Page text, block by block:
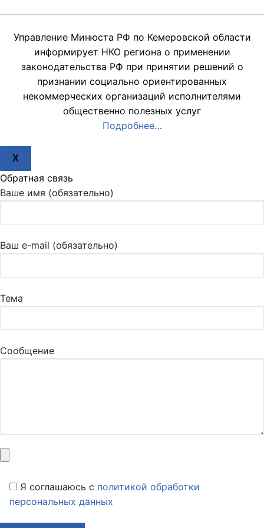
Управление Минюста РФ по Кемеровской области
информирует НКО региона о применении
законодательства РФ при принятии решений о
признании социально ориентированных
некоммерческих организаций исполнителями
общественно полезных услуг
Подробнее…
X
Обратная связь
Ваше имя (обязательно)
Ваш e-mail (обязательно)
Тема
Сообщение
Я соглашаюсь c политикой обработки
персональных данных